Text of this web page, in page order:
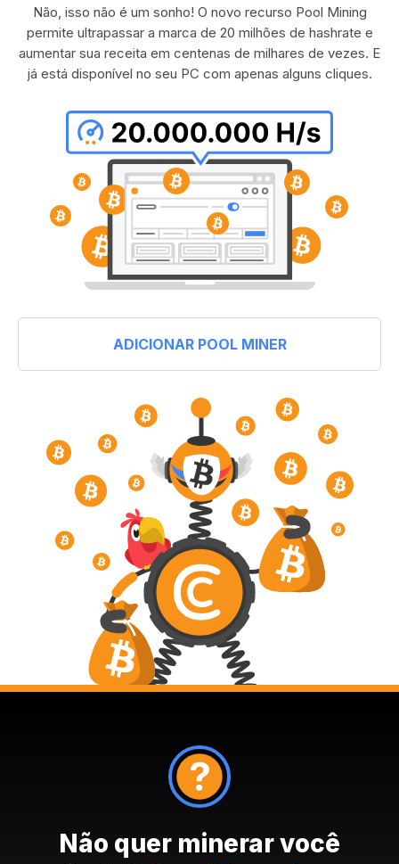
Não, isso não é um sonho! O novo recurso Pool Mining
permite ultrapassar a marca de 20 milhões de hashrate e
aumentar sua receita em centenas de milhares de vezes. E
já está disponível no seu PC com apenas alguns cliques.
ADICIONAR POOL MINER
Não quer minerar você